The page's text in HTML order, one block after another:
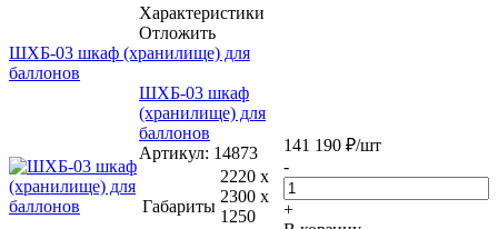
Характеристики
Отложить
ШХБ-03 шкаф (хранилище) для
баллонов
ШХБ-03 шкаф
(хранилище) для
баллонов
Артикул: 14873
Габариты
2220 x
2300 x
1250
141 190 ₽/шт
-
+